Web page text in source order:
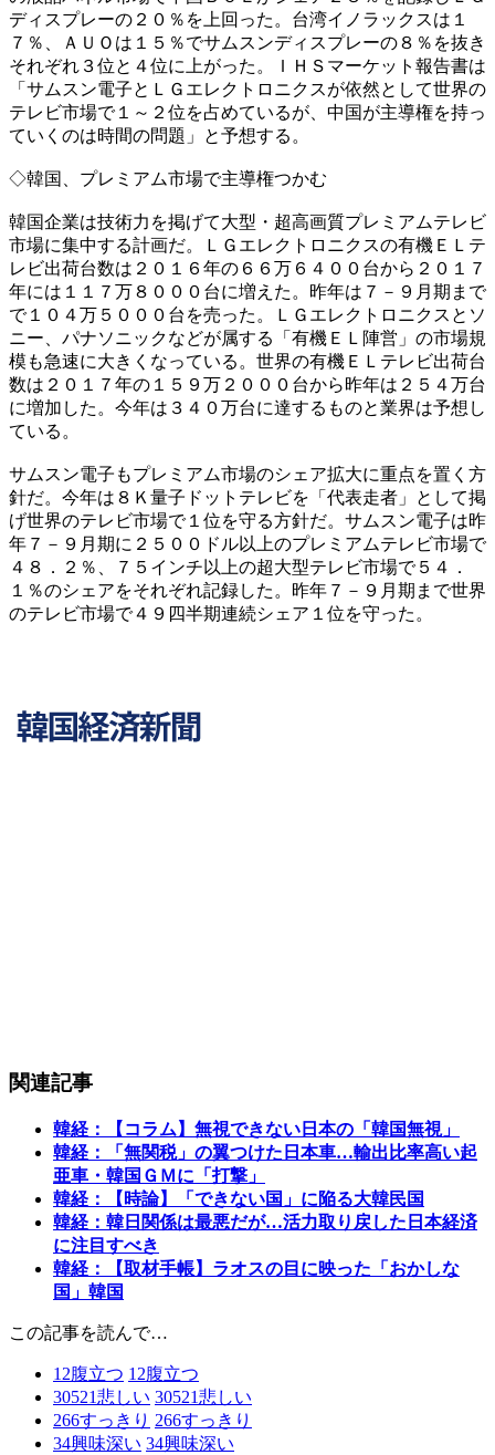
ディスプレーの２０％を上回った。台湾イノラックスは１
７％、ＡＵＯは１５％でサムスンディスプレーの８％を抜き
それぞれ３位と４位に上がった。ＩＨＳマーケット報告書は
「サムスン電子とＬＧエレクトロニクスが依然として世界の
テレビ市場で１～２位を占めているが、中国が主導権を持っ
ていくのは時間の問題」と予想する。
◇韓国、プレミアム市場で主導権つかむ
韓国企業は技術力を掲げて大型・超高画質プレミアムテレビ
市場に集中する計画だ。ＬＧエレクトロニクスの有機ＥＬテ
レビ出荷台数は２０１６年の６６万６４００台から２０１７
年には１１７万８０００台に増えた。昨年は７－９月期まで
で１０４万５０００台を売った。ＬＧエレクトロニクスとソ
ニー、パナソニックなどが属する「有機ＥＬ陣営」の市場規
模も急速に大きくなっている。世界の有機ＥＬテレビ出荷台
数は２０１７年の１５９万２０００台から昨年は２５４万台
に増加した。今年は３４０万台に達するものと業界は予想し
ている。
サムスン電子もプレミアム市場のシェア拡大に重点を置く方
針だ。今年は８Ｋ量子ドットテレビを「代表走者」として掲
げ世界のテレビ市場で１位を守る方針だ。サムスン電子は昨
年７－９月期に２５００ドル以上のプレミアムテレビ市場で
４８．２％、７５インチ以上の超大型テレビ市場で５４．
１％のシェアをそれぞれ記録した。昨年７－９月期まで世界
のテレビ市場で４９四半期連続シェア１位を守った。
関連記事
韓経：【コラム】無視できない日本の「韓国無視」
韓経：「無関税」の翼つけた日本車…輸出比率高い起
亜車・韓国ＧＭに「打撃」
韓経：【時論】「できない国」に陥る大韓民国
韓経：韓日関係は最悪だが…活力取り戻した日本経済
に注目すべき
韓経：【取材手帳】ラオスの目に映った「おかしな
国」韓国
この記事を読んで…
12腹立つ 12腹立つ
30521悲しい 30521悲しい
266すっきり 266すっきり
34興味深い 34興味深い